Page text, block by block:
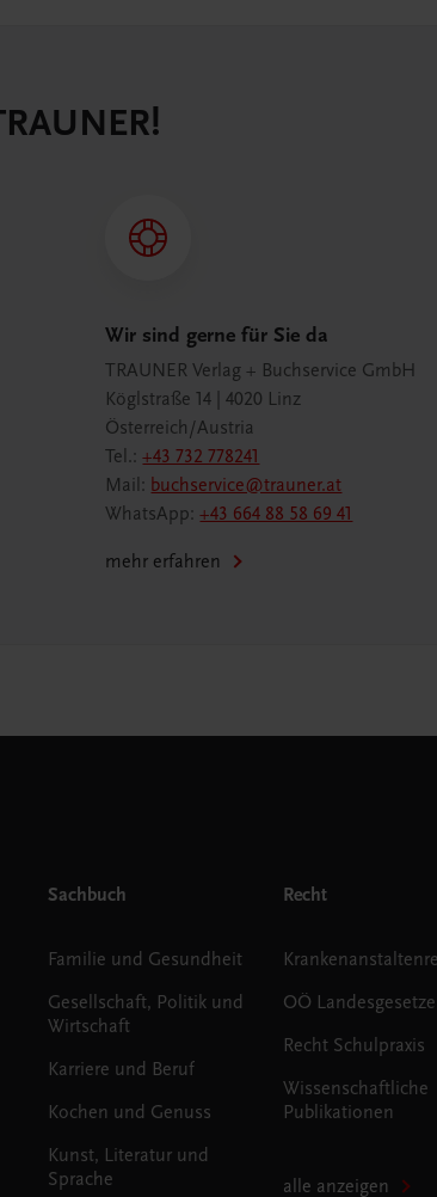
Wir sind gerne für Sie da
TRAUNER Verlag + Buchservice GmbH
Köglstraße 14 | 4020 Linz
Österreich/Austria
Tel.:+43 732 778241
Mail: buchservice@trauner.at
WhatsApp:+43 664 88 58 69 41
mehr erfahren
Sachbuch
Familie und Gesundheit
Gesellschaft, Politik und
Wirtschaft
Karriere und Beruf
Kochen und Genuss
Kunst, Literatur und
Sprache
Recht
OÖ Landesgesetze
Recht Schulpraxis
Wissenschaftliche
Publikationen
alle anzeigen